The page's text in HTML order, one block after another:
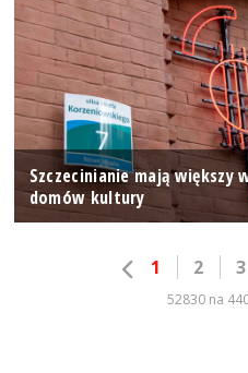
Szczecinianie mają większy
domów kultury
1 2 3
52830 na